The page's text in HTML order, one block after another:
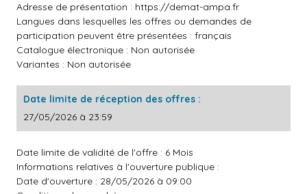
Adresse de présentation : https://demat-ampa.fr
Langues dans lesquelles les offres ou demandes de
participation peuvent être présentées : français
Catalogue électronique : Non autorisée
Variantes : Non autorisée
Date limite de réception des offres :
27/05/2026 à 23:59
Date limite de validité de l'offre : 6 Mois
Informations relatives à l'ouverture publique :
Date d'ouverture : 28/05/2026 à 09:00